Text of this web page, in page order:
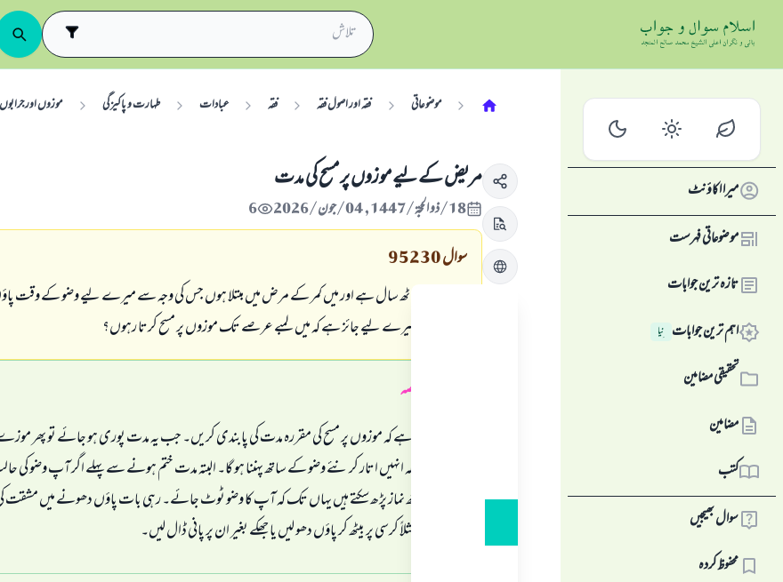
میرا اکاؤنٹ
موضوعاتی فہرست
تازہ ترین جوابات
اہم ترین جوابات نِیا
تحقیقی مضامین
مضامین
کتب
سوال بھیجیں
محفوظ کردہ
موضوعاتی فقہ اور اصول فقہ فقہ عبادات طہارت و پاکيزگی موزوں اور
مریض کے لیے موزوں پر مسح کی مدت
18/ذو الحجة/1447 , 04/جون/2026 6
سوال95230
میری عمر ساٹھ سال ہے اور میں کمر کے مرض میں مبتلا ہوں جس کی وجہ سے میرے لیے وضو کے وقت
ہے۔ تو کیا میرے لیے جائز ہے کہ میں لمبے عرصے تک موزوں پر مسح کرتا رہوں؟
جواب کا خلاصہ
آپ پر لازم ہے کہ موزوں پر مسح کی مقررہ مدت کی پابندی کریں۔ جب یہ مدت پوری ہو جائے تو پھر موزے
نہیں رہتا، بلکہ انہیں اتار کر نئے وضو کے ساتھ پہننا ہو گا۔ البتہ مدت ختم ہونے سے پہلے اگر آپ وضو کی
وضو کے ساتھ نماز پڑھ سکتے ہیں یہاں تک کہ آپ کا وضو ٹوٹ جائے۔ رہی بات پاؤں دھونے میں مشقت
پا سکتے ہیں، مثلاً کرسی پر بیٹھ کر پاؤں دھو لیں یا جھکے بغیر ان پر پانی ڈال لیں۔